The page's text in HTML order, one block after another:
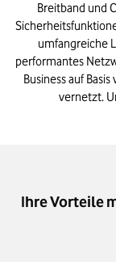
Breitband und
umfangreiche
performantes
Business auf
vernetzt.
Ihre Vorteile